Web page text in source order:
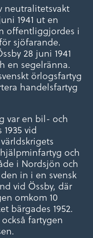
neutralitetsvakt
1941 ut en
offentliggjordes i
sjöfarande.
28 juni 1941
en segelränna.
örlogsfartyg
handelsfartyg
var en bil- och
vid
och
i Nordsjön och
in i en svensk
vid Össby, där
omkom 10
bärgades 1952.
fartygen